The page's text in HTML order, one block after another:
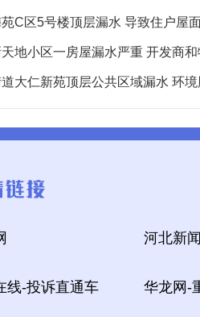
C区5号楼顶层漏水 导致住户屋面被
小区一房屋漏水严重 开发商和物业不予
大仁新苑顶层公共区域漏水 环
河北新
线-投诉直通车 华龙网-